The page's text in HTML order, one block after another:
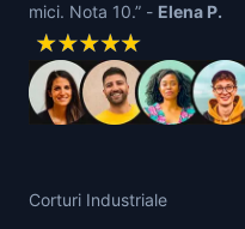
mici. Nota 10.” - Elena P.
Corturi Industriale